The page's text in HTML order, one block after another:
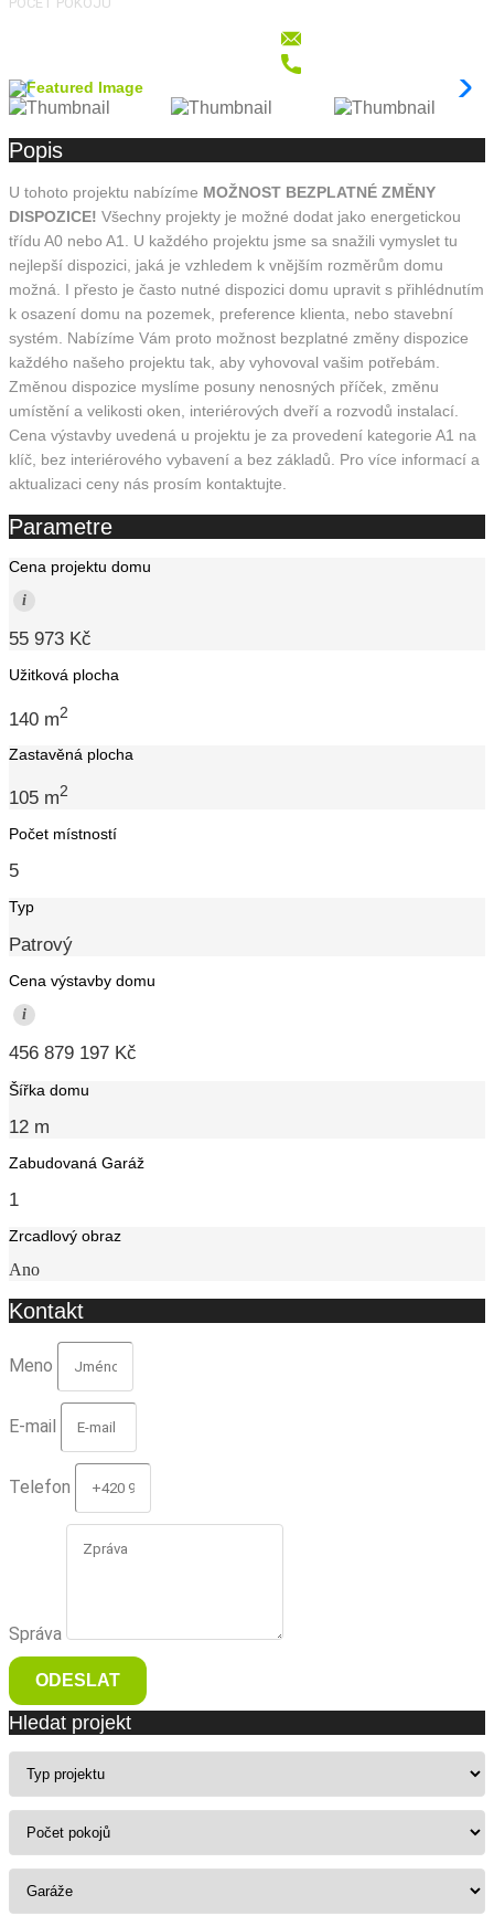
Popis
U tohoto projektu nabízíme MOŽNOST BEZPLATNÉ ZMĚNY
DISPOZICE! Všechny projekty je možné dodat jako energetickou
třídu A0 nebo A1. U každého projektu jsme sa snažili vymyslet tu
nejlepší dispozici, jaká je vzhledem k vnějším rozměrům domu
možná. I přesto je často nutné dispozici domu upravit s přihlédnutím
k osazení domu na pozemek, preference klienta, nebo stavební
systém. Nabízíme Vám proto možnost bezplatné změny dispozice
každého našeho projektu tak, aby vyhovoval vašim potřebám.
Změnou dispozice myslíme posuny nenosných příček, změnu
umístění a velikosti oken, interiérových dveří a rozvodů instalací.
Cena výstavby uvedená u projektu je za provedení kategorie A1 na
klíč, bez interiérového vybavení a bez základů. Pro více informací a
aktualizaci ceny nás prosím kontaktujte.
Parametre
Cena projektu domu
i
55 973 Kč
Užitková plocha
140 m2
Zastavěná plocha
105 m2
Počet místností
5
Typ
Patrový
Cena výstavby domu
i
456 879 197 Kč
Šířka domu
12 m
Zabudovaná Garáž
1
Zrcadlový obraz
Ano
Kontakt
Meno
E-mail
Telefon
Správa
ODESLAT
Hledat projekt